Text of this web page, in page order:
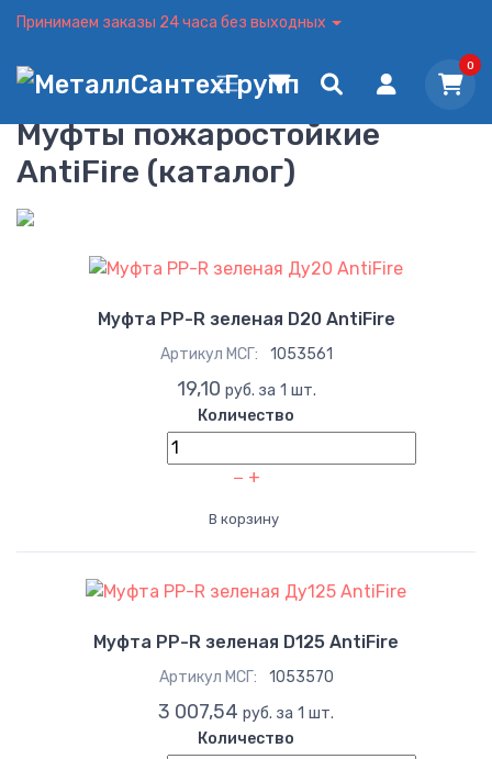
Принимаем заказы 24 часа без выходных
0
Муфты пожаростойкие
AntiFire (каталог)
Муфта PP-R зеленая D20 AntiFire
Артикул МСГ: 1053561
19,10 руб. за 1 шт.
Количество
− +
В корзину
Муфта PP-R зеленая D125 AntiFire
Артикул МСГ: 1053570
3 007,54 руб. за 1 шт.
Количество